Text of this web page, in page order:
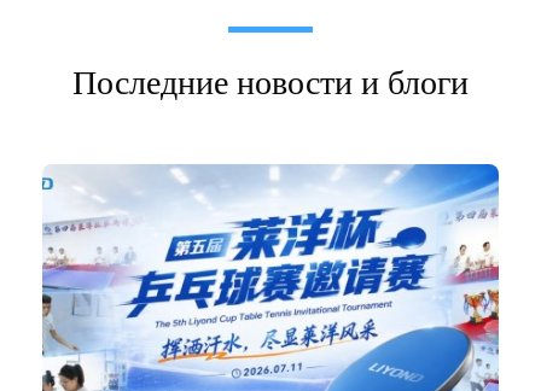
Последние новости и блоги